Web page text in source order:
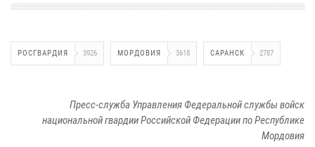
РОСГВАРДИЯ 3926 МОРДОВИЯ 3618 САРАНСК 2787
Пресс-служба Управления Федеральной службы войск
национальной гвардии Российской Федерации по Республике
Мордовия